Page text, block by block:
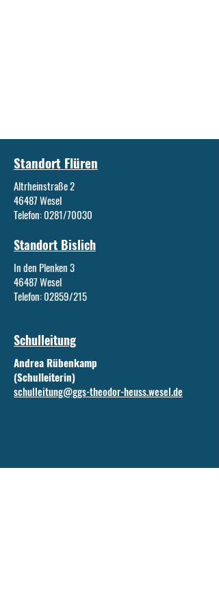
Standort Flüren
Altrheinstraße 2
46487 Wesel
Telefon: 0281/70030
Standort Bislich
In den Plenken 3
46487 Wesel
Telefon: 02859/215
Schulleitung
Andrea Rübenkamp
(Schulleiterin)
schulleitung@ggs-theodor-heuss.wesel.de